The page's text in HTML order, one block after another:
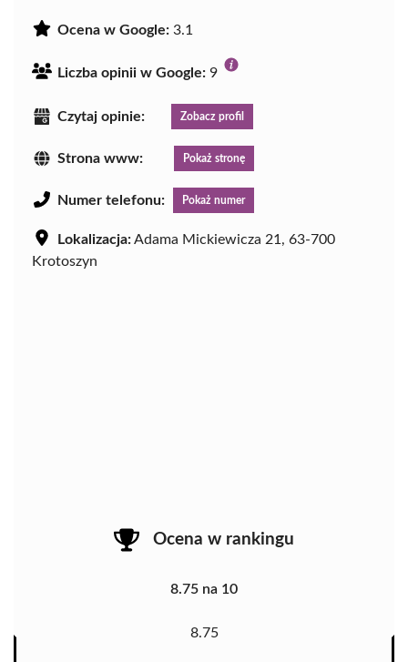
Ocena w Google: 3.1
Liczba opinii w Google: 9
Czytaj opinie: Zobacz profil
Strona www: Pokaż stronę
Numer telefonu: Pokaż numer
Lokalizacja:Adama Mickiewicza 21, 63-700
Krotoszyn
Ocena w rankingu
8.75 na 10
8.75